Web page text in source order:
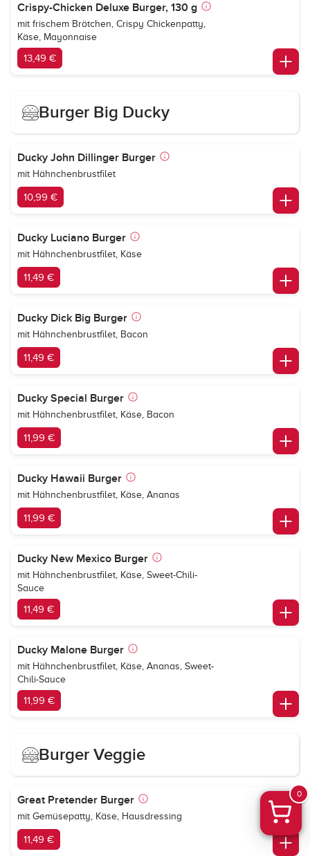
Crispy-Chicken Deluxe Burger, 130 g
mit frischem Brötchen, Crispy Chickenpatty,
Käse, Mayonnaise
13,49 €
Burger Big Ducky
Ducky John Dillinger Burger
mit Hähnchenbrustfilet
10,99 €
Ducky Luciano Burger
mit Hähnchenbrustfilet, Käse
11,49 €
Ducky Dick Big Burger
mit Hähnchenbrustfilet, Bacon
11,49 €
Ducky Special Burger
mit Hähnchenbrustfilet, Käse, Bacon
11,99 €
Ducky Hawaii Burger
mit Hähnchenbrustfilet, Käse, Ananas
11,99 €
Ducky New Mexico Burger
mit Hähnchenbrustfilet, Käse, Sweet-Chili-
Sauce
11,49 €
Ducky Malone Burger
mit Hähnchenbrustfilet, Käse, Ananas, Sweet-
Chili-Sauce
11,99 €
Burger Veggie
Great Pretender Burger
mit Gemüsepatty, Käse, Hausdressing
11,49 €
0